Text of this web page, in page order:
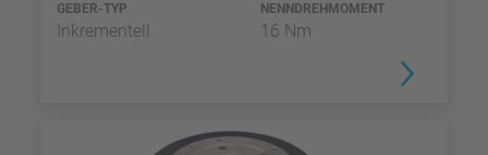
GEBER-TYP
Inkrementell
NENNDREHMOMENT
16 Nm